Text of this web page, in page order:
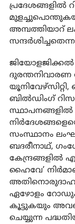
അമ്പത്തിയാറ്
ബിൽഡിംഗ്
സ്ഥാപനങ്ങളിൽ
സംസ്ഥാനം
ബദരീനാഥ്,
കേന്ദ്രങ്ങളിൽ
ഹൈവേ’
ഏഴോളം
കൂട്ടുകയും
ചെയ്യുന്ന